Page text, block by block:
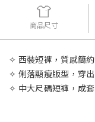
商品尺寸
✧ 西裝短褲，質感簡
✧ 俐落顯瘦版型，穿
✧ 中大尺碼短褲，成